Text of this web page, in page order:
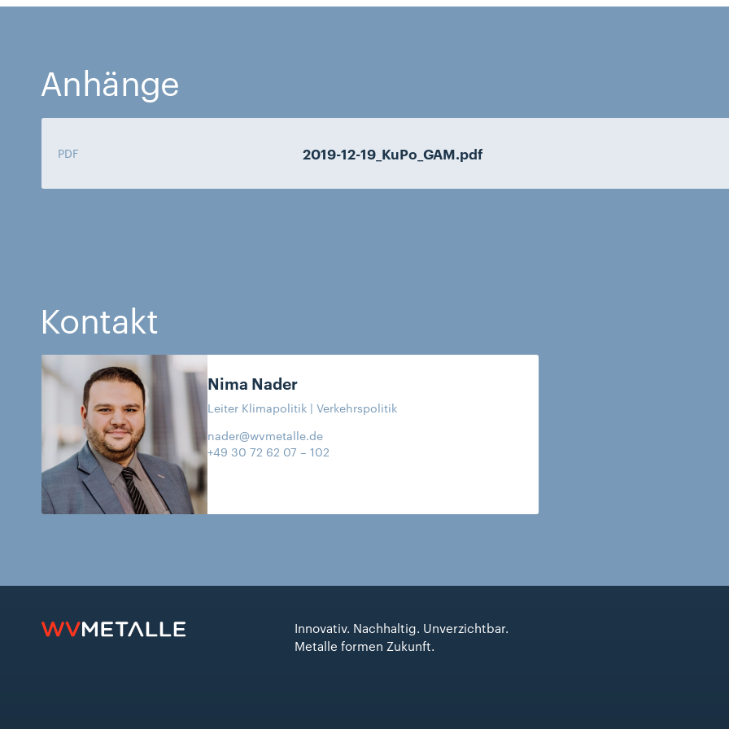
Anhänge
PDF 2019-12-19_KuPo_GAM.pdf
Kontakt
Nima Nader
Leiter Klimapolitik | Verkehrspolitik
nader@wvmetalle.de
+49 30 72 62 07 – 102
Innovativ. Nachhaltig. Unverzichtbar.
Metalle formen Zukunft.